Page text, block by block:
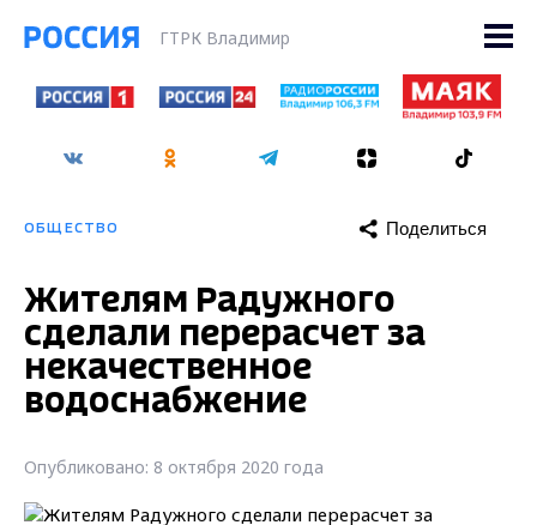
ГТРК Владимир
ОБЩЕСТВО Поделиться
Жителям Радужного
сделали перерасчет за
некачественное
водоснабжение
Опубликовано: 8 октября 2020 года